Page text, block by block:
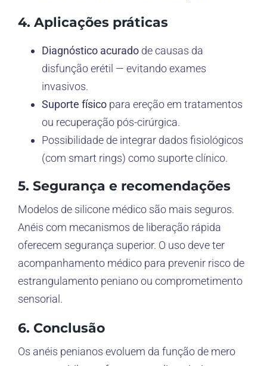
4. Aplicações práticas
Diagnóstico acuradode causas da
disfunção erétil — evitando exames
invasivos.
Suporte físicopara ereção em tratamentos
ou recuperação pós-cirúrgica.
Possibilidade de integrar dados fisiológicos
(com smart rings) como suporte clínico.
5. Segurança e recomendações
Modelos de silicone médico são mais seguros.
Anéis com mecanismos de liberação rápida
oferecem segurança superior. O uso deve ter
acompanhamento médico para prevenir risco de
estrangulamento peniano ou comprometimento
sensorial.
6. Conclusão
Os anéis penianos evoluem da função de mero